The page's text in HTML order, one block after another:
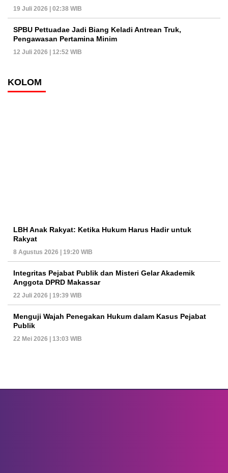
19 Juli 2026 | 02:38 WIB
SPBU Pettuadae Jadi Biang Keladi Antrean Truk,
Pengawasan Pertamina Minim
12 Juli 2026 | 12:52 WIB
KOLOM
LBH Anak Rakyat: Ketika Hukum Harus Hadir untuk
Rakyat
8 Agustus 2026 | 19:20 WIB
Integritas Pejabat Publik dan Misteri Gelar Akademik
Anggota DPRD Makassar
22 Juli 2026 | 19:39 WIB
Menguji Wajah Penegakan Hukum dalam Kasus Pejabat
Publik
22 Mei 2026 | 13:03 WIB